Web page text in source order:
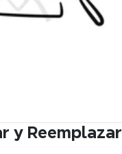
y Reemplazar